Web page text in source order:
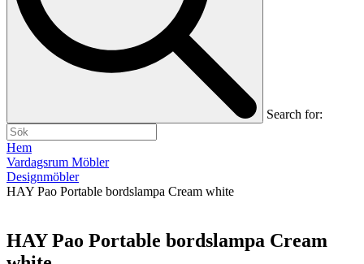
Search for:
Hem
Vardagsrum Möbler
Designmöbler
HAY Pao Portable bordslampa Cream white
HAY Pao Portable bordslampa Cream